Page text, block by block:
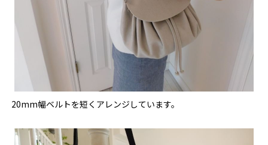
20mm幅ベルトを短くアレンジしています。